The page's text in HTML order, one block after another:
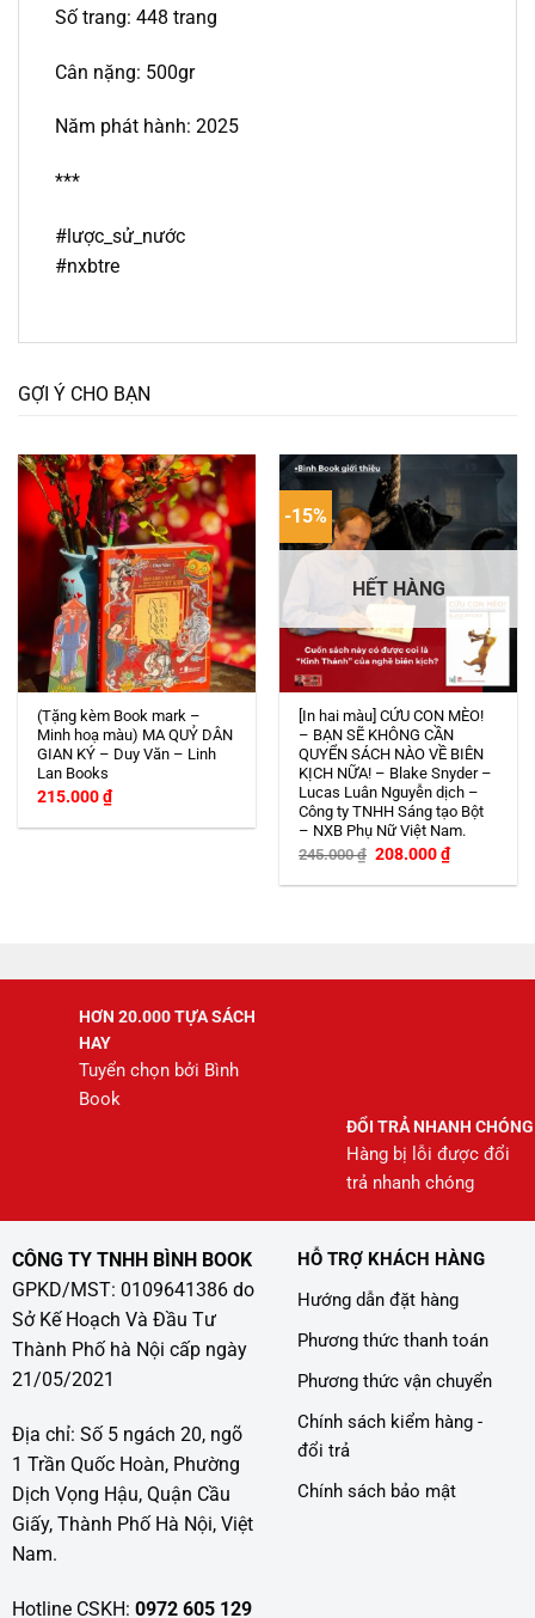
Số trang: 448 trang
Cân nặng: 500gr
Năm phát hành: 2025
***
#lược_sử_nước
#nxbtre
GỢI Ý CHO BẠN
(Tặng kèm Book mark –
Minh hoạ màu) MA QUỶ DÂN
GIAN KÝ – Duy Văn – Linh
Lan Books
215.000₫
-15%
HẾT HÀNG
[In hai màu] CỨU CON MÈO!
– BẠN SẼ KHÔNG CẦN
QUYỂN SÁCH NÀO VỀ BIÊN
KỊCH NỮA! – Blake Snyder –
Lucas Luân Nguyễn dịch –
Công ty TNHH Sáng tạo Bột
– NXB Phụ Nữ Việt Nam.
245.000₫ Giá
gốc
là:
208.000₫Giá
hiện
tại
HƠN 20.000 TỰA SÁCH
HAY
Tuyển chọn bởi Bình
Book
ĐỔI TRẢ NHANH CHÓNG
Hàng bị lỗi được đổi
trả nhanh chóng
CÔNG TY TNHH BÌNH BOOK
GPKD/MST: 0109641386 do
Sở Kế Hoạch Và Đầu Tư
Thành Phố hà Nội cấp ngày
21/05/2021
Địa chỉ: Số 5 ngách 20, ngõ
1 Trần Quốc Hoàn, Phường
Dịch Vọng Hậu, Quận Cầu
Giấy, Thành Phố Hà Nội, Việt
Nam.
Hotline CSKH: 0972 605 129
HỖ TRỢ KHÁCH HÀNG
Hướng dẫn đặt hàng
Phương thức thanh toán
Phương thức vận chuyển
Chính sách kiểm hàng -
đổi trả
Chính sách bảo mật